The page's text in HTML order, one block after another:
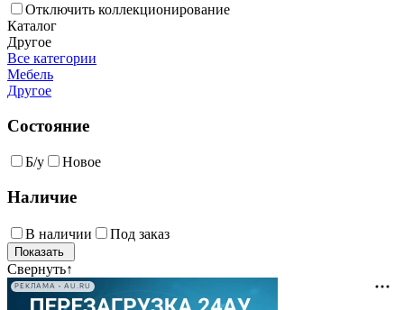
Отключить коллекционирование
Каталог
Другое
Все категории
Мебель
Другое
Состояние
Б/у Новое
Наличие
В наличии Под заказ
Свернуть↑
РЕКЛАМА • AU.RU